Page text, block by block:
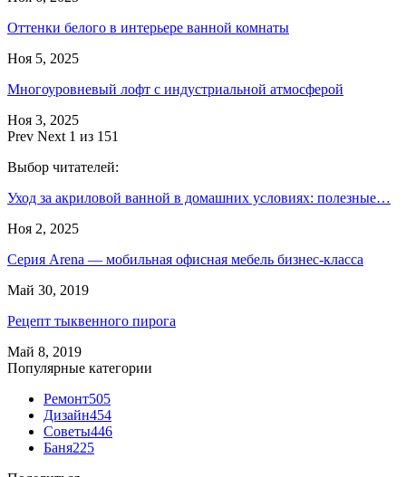
Оттенки белого в интерьере ванной комнаты
Ноя 5, 2025
Многоуровневый лофт с индустриальной атмосферой
Ноя 3, 2025
Prev Next 1 из 151
Выбор читателей:
Уход за акриловой ванной в домашних условиях: полезные…
Ноя 2, 2025
Серия Arena — мобильная офисная мебель бизнес-класса
Май 30, 2019
Рецепт тыквенного пирога
Май 8, 2019
Популярные категории
Ремонт505
Дизайн454
Советы446
Баня225